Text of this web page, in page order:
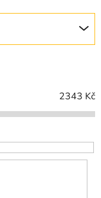
2343 Kč